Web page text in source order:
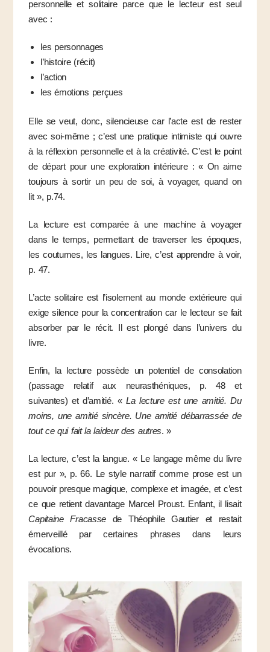
personnelle et solitaire parce que le lecteur est seul
avec :
les personnages
l’histoire (récit)
l’action
les émotions perçues
Elle se veut, donc, silencieuse car l’acte est de rester
avec soi-même ; c’est une pratique intimiste qui ouvre
à la réflexion personnelle et à la créativité. C’est le point
de départ pour une exploration intérieure : « On aime
toujours à sortir un peu de soi, à voyager, quand on
lit », p.74.
La lecture est comparée à une machine à voyager
dans le temps, permettant de traverser les époques,
les coutumes, les langues. Lire, c’est apprendre à voir,
p. 47.
L’acte solitaire est l’isolement au monde extérieure qui
exige silence pour la concentration car le lecteur se fait
absorber par le récit. Il est plongé dans l’univers du
livre.
Enfin, la lecture possède un potentiel de consolation
(passage relatif aux neurasthéniques, p. 48 et
suivantes) et d’amitié. «La lecture est une amitié. Du
moins, une amitié sincère. Une amitié débarrassée de
tout ce qui fait la laideur des autres. »
La lecture, c’est la langue. « Le langage même du livre
est pur », p. 66. Le style narratif comme prose est un
pouvoir presque magique, complexe et imagée, et c’est
ce que retient davantage Marcel Proust. Enfant, il lisait
Capitaine Fracasse de Théophile Gautier et restait
émerveillé par certaines phrases dans leurs
évocations.